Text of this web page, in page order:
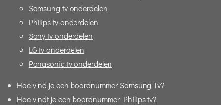
Samsung tv onderdelen
Philips tv onderdelen
Sony tv onderdelen
LG tv onderdelen
Panasonic tv onderdelen
Hoe vind je een boardnummer Samsung Tv?
Hoe vindt je een boardnummer Philips tv?